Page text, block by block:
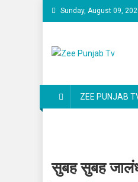
Skip to content
Sunday, August 09,
ZEE PUNJAB
सुबह सुबह